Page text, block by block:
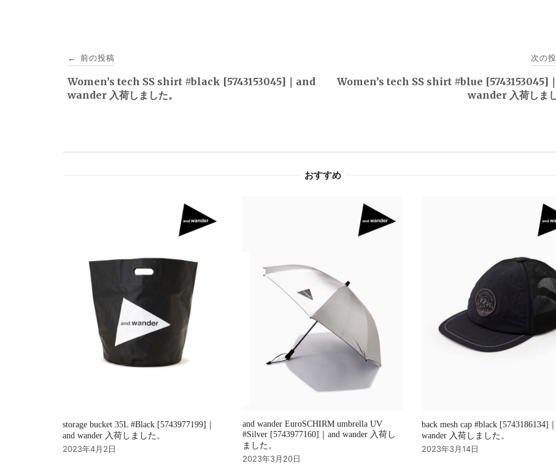
稿
ナ
← 前の投稿
Women’s tech SS shirt #black [5743153045]｜and
wander 入荷しました。
次の
Women’s tech SS shirt #blue [5743153045]
wander 入荷しまし
おすすめ
storage bucket 35L #Black [5743977199]｜
and wander 入荷しました。
2023年4月2日
and wander EuroSCHIRM umbrella UV
#Silver [5743977160]｜and wander 入荷し
ました。
2023年3月20日
back mesh cap #black [5743186134]
wander 入荷しました。
2023年3月14日